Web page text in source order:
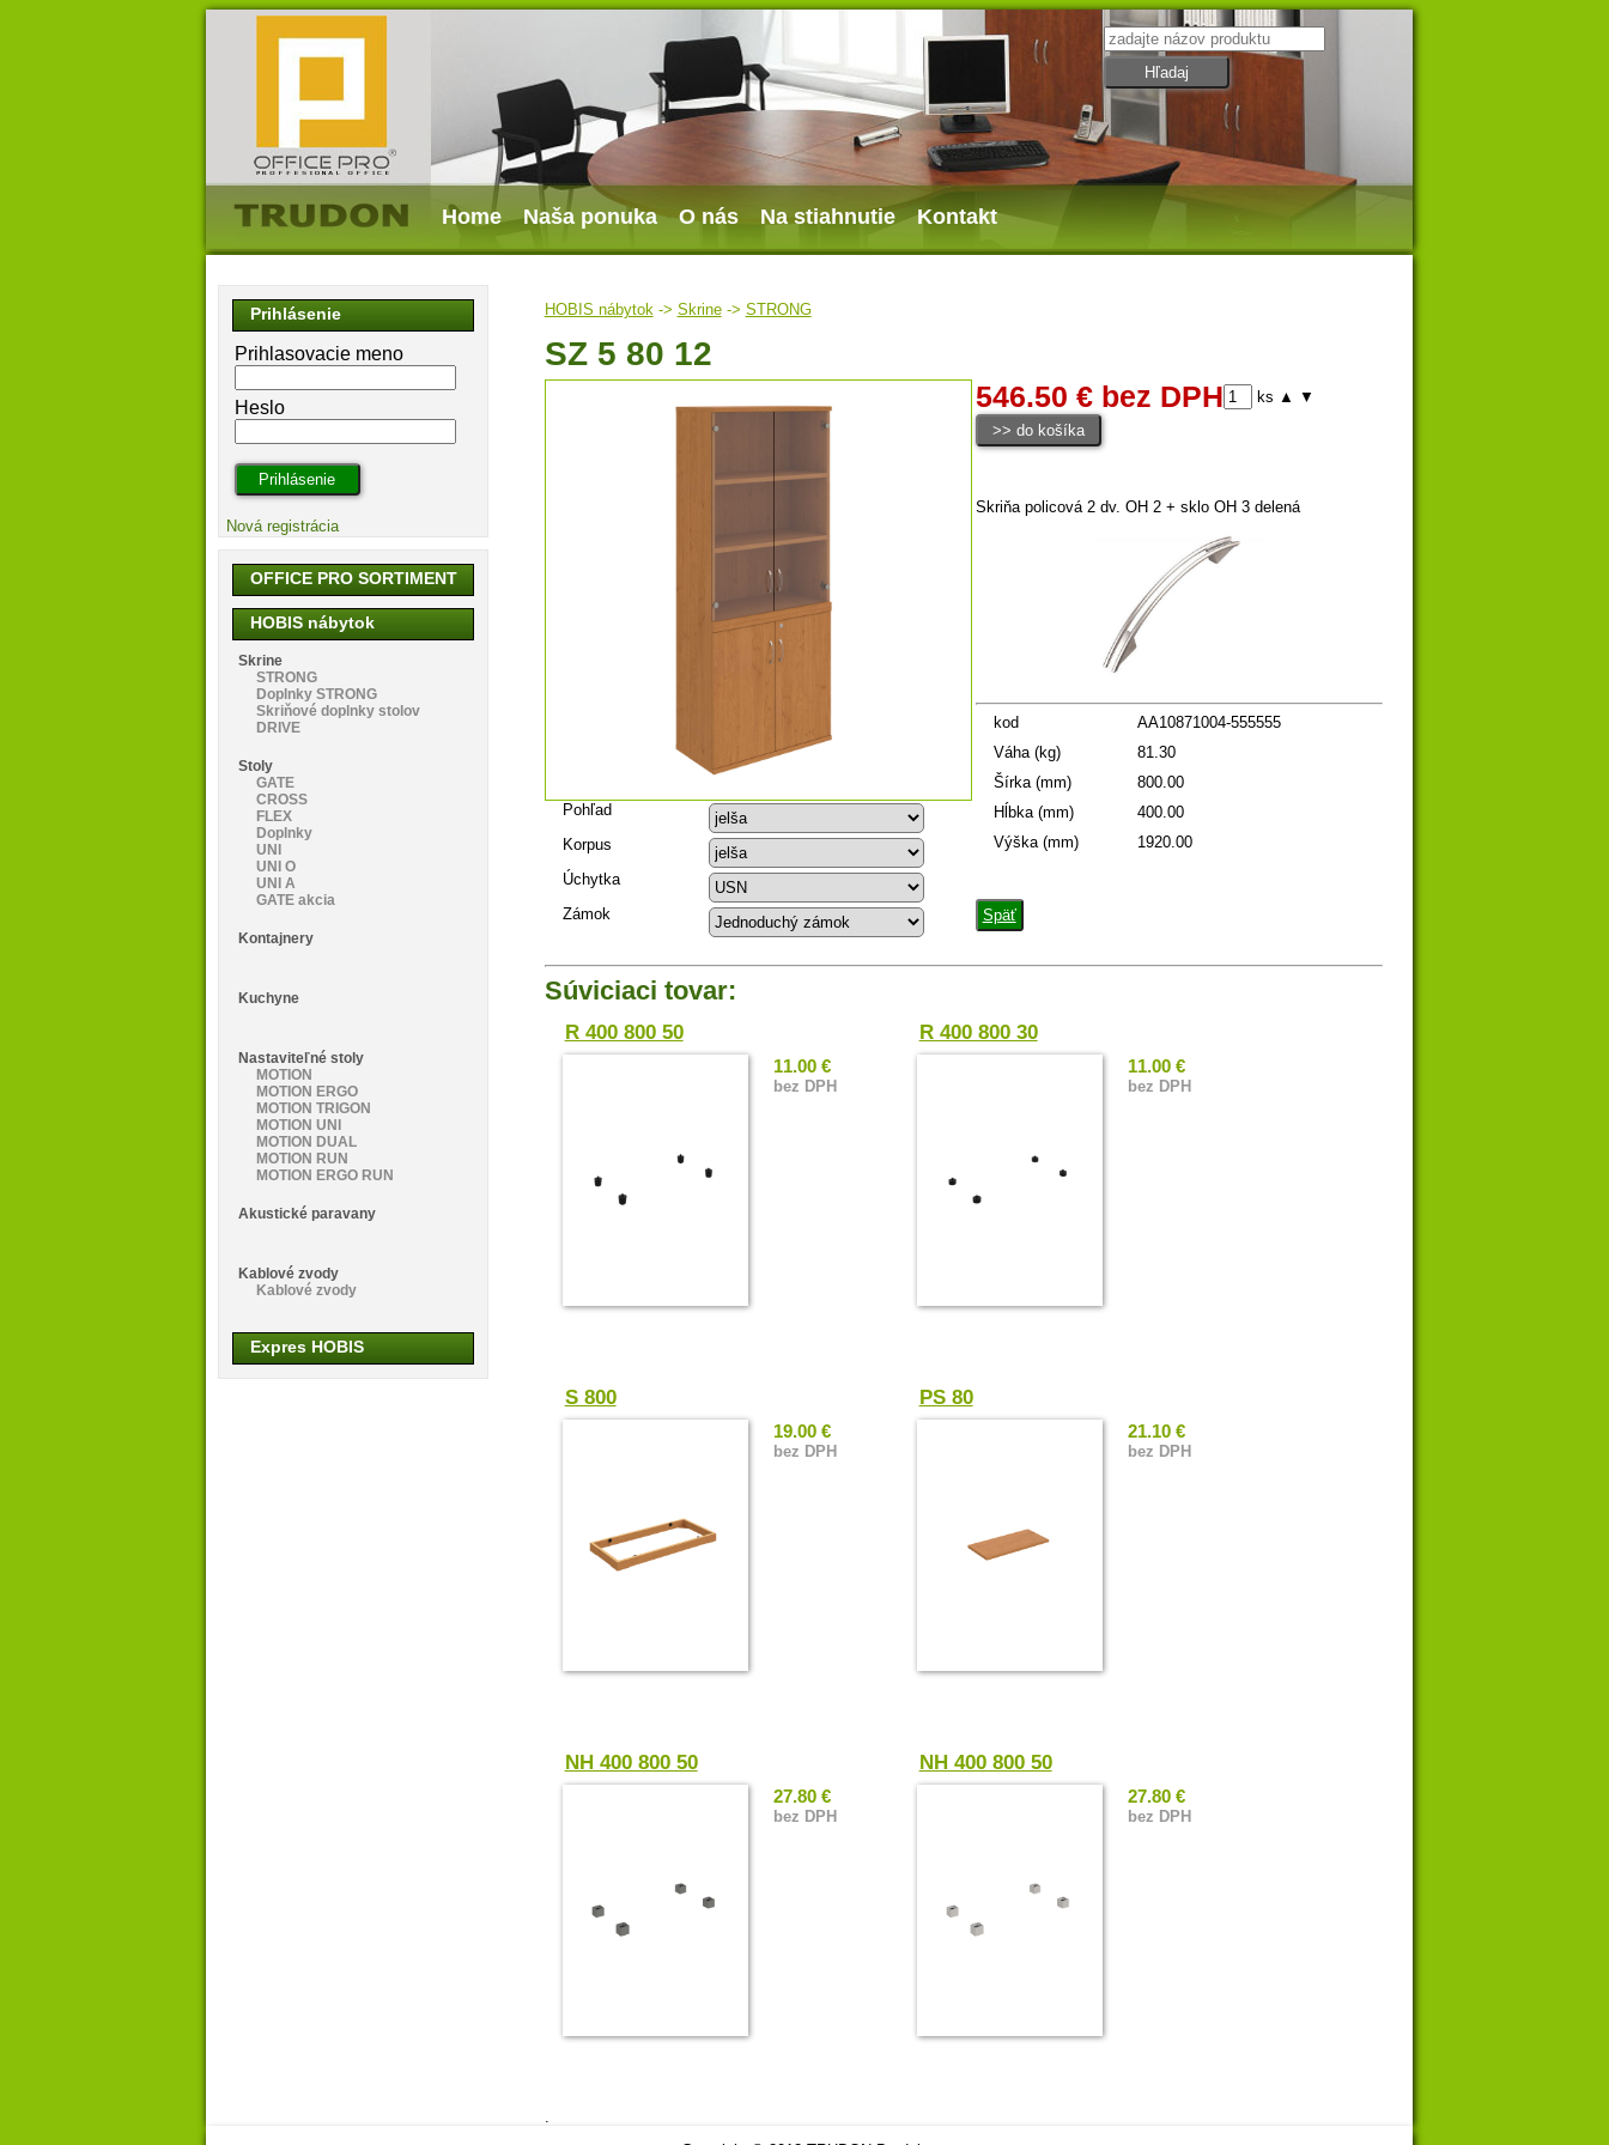
Home Naša ponuka O nás Na stiahnutie Kontakt
HOBIS nábytok-> Skrine-> STRONG
SZ 5 80 12
Pohľad
Korpus
Úchytka
Zámok
546.50 € bez DPH ks ▲ ▼
Skriňa policová 2 dv. OH 2 + sklo OH 3 delená
kod
AA10871004-555555
Váha (kg)
81.30
Šírka (mm)
800.00
Hĺbka (mm)
400.00
Výška (mm)
1920.00
Späť
Súviciaci tovar:
R 400 800 50
11.00 €
bez DPH
R 400 800 30
11.00 €
bez DPH
S 800
19.00 €
bez DPH
PS 80
21.10 €
bez DPH
NH 400 800 50
27.80 €
bez DPH
NH 400 800 50
27.80 €
bez DPH
.
Prihlásenie
Prihlasovacie meno
Heslo
Nová registrácia
OFFICE PRO SORTIMENT
HOBIS nábytok
Skrine
STRONG
Doplnky STRONG
Skriňové doplnky stolov
DRIVE
Stoly
GATE
CROSS
FLEX
Doplnky
UNI
UNI O
UNI A
GATE akcia
Kontajnery
Kuchyne
Nastaviteľné stoly
MOTION
MOTION ERGO
MOTION TRIGON
MOTION UNI
MOTION DUAL
MOTION RUN
MOTION ERGO RUN
Akustické paravany
Kablové zvody
Kablové zvody
Expres HOBIS